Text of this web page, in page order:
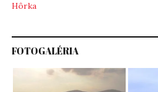
Hôrka
FOTOGALÉRIA